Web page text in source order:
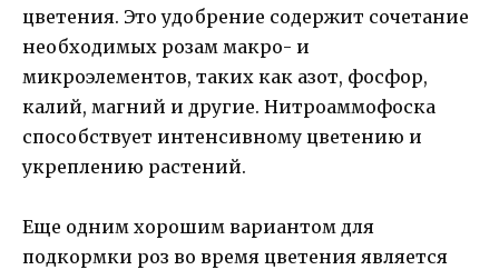
цветения. Это удобрение содержит сочетание
необходимых розам макро- и
микроэлементов, таких как азот, фосфор,
калий, магний и другие. Нитроаммофоска
способствует интенсивному цветению и
укреплению растений.
Еще одним хорошим вариантом для
подкормки роз во время цветения является